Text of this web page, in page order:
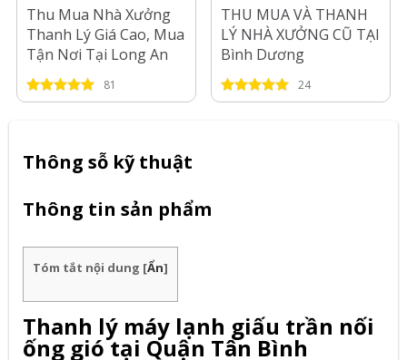
Thu Mua Nhà Xưởng
Thanh Lý Giá Cao, Mua
Tận Nơi Tại Long An
81
THU MUA VÀ THANH
LÝ NHÀ XƯỞNG CŨ TẠI
Bình Dương
24
Thông sỗ kỹ thuật
Thông tin sản phẩm
Tóm tắt nội dung [Ẩn]
Thanh lý máy lạnh giấu trần nối
ống gió tại Quận Tân Bình